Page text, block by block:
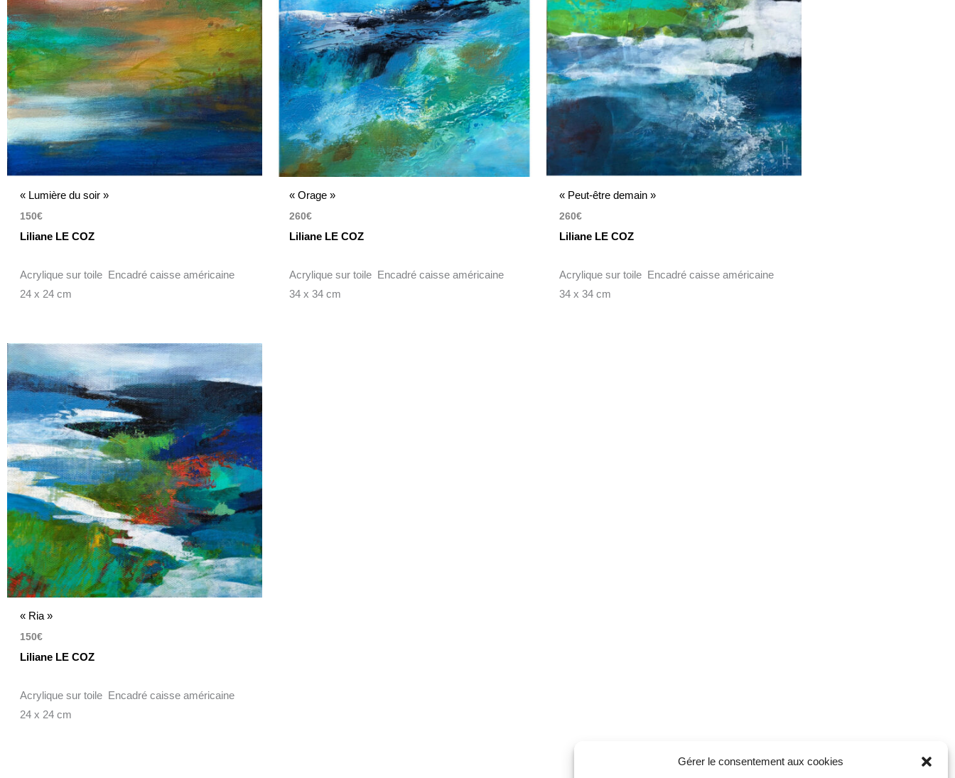
Gérer le consentement aux cookies
« Lumière du soir »
150€
Liliane LE COZ
Acrylique sur toile Encadré caisse américaine
24 x 24 cm
« Orage »
260€
Liliane LE COZ
Acrylique sur toile Encadré caisse américaine
34 x 34 cm
« Peut-être demain »
260€
Liliane LE COZ
Acrylique sur toile Encadré caisse américaine
34 x 34 cm
« Ria »
150€
Liliane LE COZ
Acrylique sur toile Encadré caisse américaine
24 x 24 cm